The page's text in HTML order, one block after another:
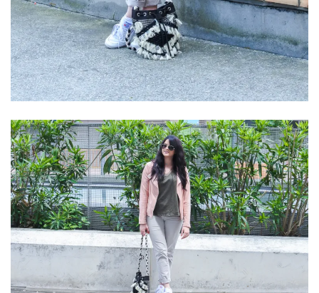
&
maroquinerie
(218)
Sélections
shopping
(43)
ARCHIVES
DU BLOG